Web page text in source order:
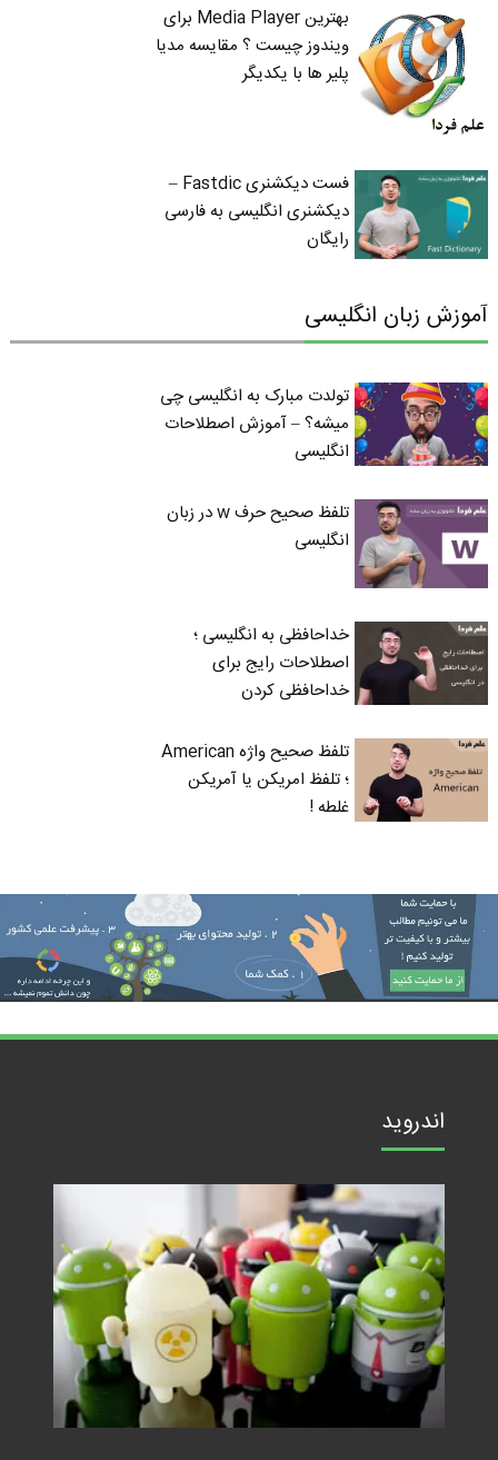
بهترین Media Player برای
ویندوز چیست ؟ مقایسه مدیا
پلیر ها با یکدیگر
فست دیکشنری Fastdic –
دیکشنری انگلیسی به فارسی
رایگان
آموزش زبان انگلیسی
تولدت مبارک به انگلیسی چی
میشه؟ – آموزش اصطلاحات
انگلیسی
تلفظ صحیح حرف w در زبان
انگلیسی
خداحافظی به انگلیسی ؛
اصطلاحات رایج برای
خداحافظی کردن
تلفظ صحیح واژه American
؛ تلفظ امریکن یا آمریکن
غلطه !
اندروید